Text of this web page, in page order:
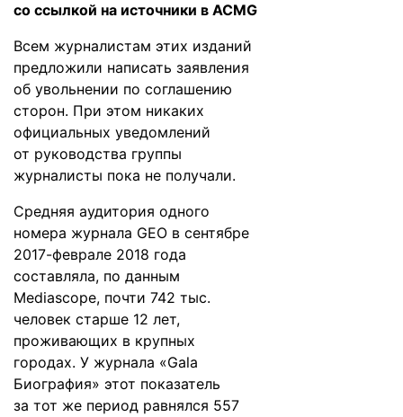
со ссылкой на источники в ACMG
Всем журналистам этих изданий
предложили написать заявления
об увольнении по соглашению
сторон. При этом никаких
официальных уведомлений
от руководства группы
журналисты пока не получали.
Средняя аудитория одного
номера журнала GEO в сентябре
2017-феврале 2018 года
составляла, по данным
Mediascope, почти 742 тыс.
человек старше 12 лет,
проживающих в крупных
городах. У журнала «Gala
Биография» этот показатель
за тот же период равнялся 557